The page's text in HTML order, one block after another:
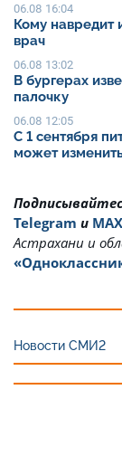
06.08 16:04
Кому навредит
врач
06.08 13:02
В бургерах
палочку
06.08 12:05
С 1 сентября
может
Telegram и MAX
Астрахани и
Новости СМИ2